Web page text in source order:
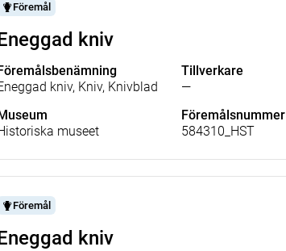
Föremål
kniv
kniv, Kniv, Knivblad
Tillverkare
—
museet
Föremålsnummer
584310_HST
Föremål
kniv